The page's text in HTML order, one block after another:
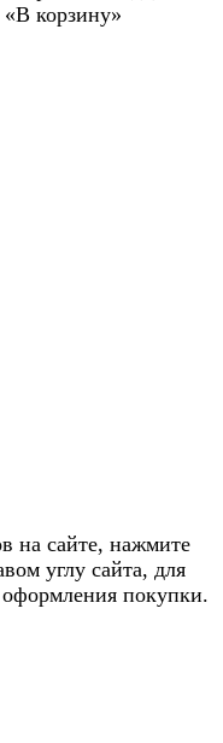
«В корзину»
на сайте, нажмите
углу сайта, для
оформления покупки.